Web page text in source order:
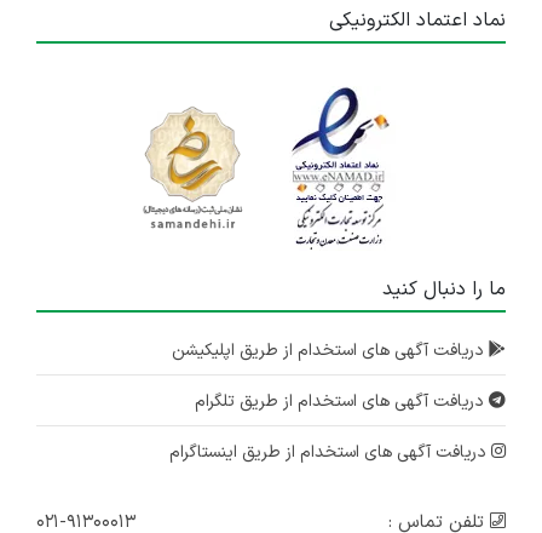
نماد اعتماد الکترونیکی
ما را دنبال کنید
دریافت آگهی های استخدام از طریق اپلیکیشن
دریافت آگهی های استخدام از طریق تلگرام
دریافت آگهی های استخدام از طریق اینستاگرام
تلفن تماس : ۰۲۱-۹۱۳۰۰۰۱۳